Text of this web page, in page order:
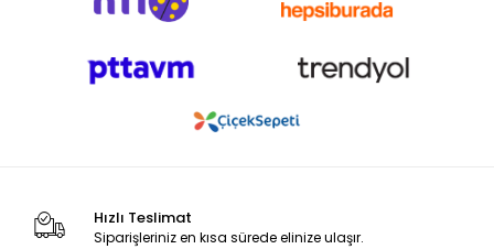
Hızlı Teslimat
Siparişleriniz en kısa sürede elinize ulaşır.